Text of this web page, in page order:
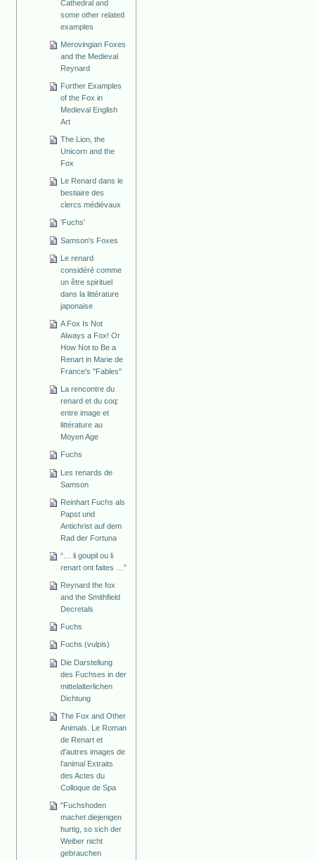
Cathedral and
some other related
examples
Merovingian Foxes
and the Medieval
Reynard
Further Examples
of the Fox in
Medieval English
Art
The Lion, the
Unicorn and the
Fox
Le Renard dans le
bestiaire des
clercs médiévaux
'Fuchs'
Samson's Foxes
Le renard
considéré comme
un être spirituel
dans la littérature
japonaise
A Fox Is Not
Always a Fox! Or
How Not to Be a
Renart in Marie de
France's "Fables"
La rencontre du
renard et du coq:
entre image et
littérature au
Moyen Age
Fuchs
Les renards de
Samson
Reinhart Fuchs als
Papst und
Antichrist auf dem
Rad der Fortuna
“… li goupil ou li
renart ont faites …”
Reynard the fox
and the Smithfield
Decretals
Fuchs
Fuchs (vulpis)
Die Darstellung
des Fuchses in der
mittelalterlichen
Dichtung
The Fox and Other
Animals. Le Roman
de Renart et
d'autres images de
l'animal Extraits
des Actes du
Colloque de Spa
"Fuchshoden
machet diejenigen
hurtig, so sich der
Weiber nicht
gebrauchen